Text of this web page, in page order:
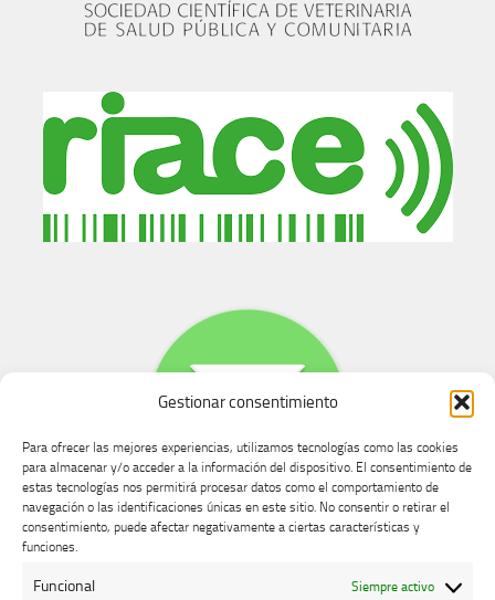
Gestionar consentimiento
Para ofrecer las mejores experiencias, utilizamos tecnologías como las cookies
para almacenar y/o acceder a la información del dispositivo. El consentimiento de
estas tecnologías nos permitirá procesar datos como el comportamiento de
navegación o las identificaciones únicas en este sitio. No consentir o retirar el
consentimiento, puede afectar negativamente a ciertas características y
funciones.
Funcional Siempre activo
Buzón de dudas, quejas y sugerencias